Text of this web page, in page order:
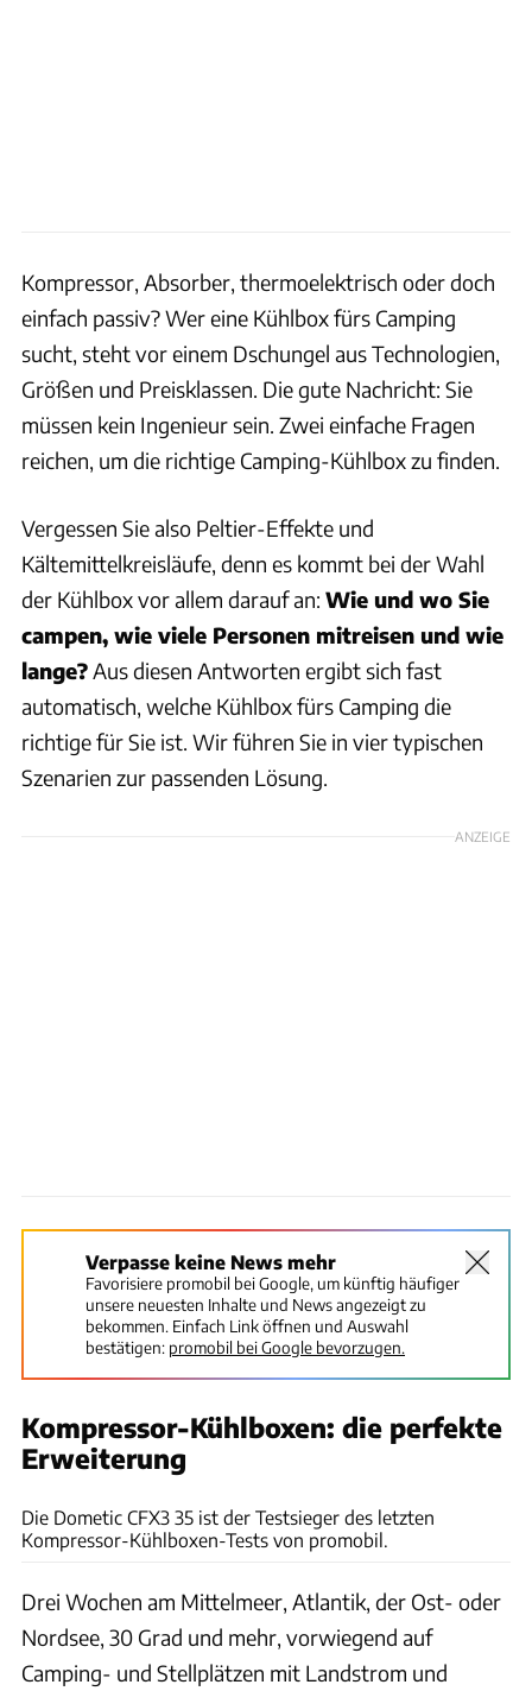
Kompressor, Absorber, thermoelektrisch oder doch
einfach passiv? Wer eine Kühlbox fürs Camping
sucht, steht vor einem Dschungel aus Technologien,
Größen und Preisklassen. Die gute Nachricht: Sie
müssen kein Ingenieur sein. Zwei einfache Fragen
reichen, um die richtige Camping-Kühlbox zu finden.
Vergessen Sie also Peltier-Effekte und
Kältemittelkreisläufe, denn es kommt bei der Wahl
der Kühlbox vor allem darauf an: Wie und wo Sie
campen, wie viele Personen mitreisen und wie
lange?Aus diesen Antworten ergibt sich fast
automatisch, welche Kühlbox fürs Camping die
richtige für Sie ist. Wir führen Sie in vier typischen
Szenarien zur passenden Lösung.
ANZEIGE
Verpasse keine News mehr
Favorisiere promobil bei Google, um künftig häufiger
unsere neuesten Inhalte und News angezeigt zu
bekommen. Einfach Link öffnen und Auswahl
bestätigen: promobil bei Google bevorzugen.
Kompressor-Kühlboxen: die perfekte
Erweiterung
Die Dometic CFX3 35 ist der Testsieger des letzten
Kompressor-Kühlboxen-Tests von promobil.
Drei Wochen am Mittelmeer, Atlantik, der Ost- oder
Nordsee, 30 Grad und mehr, vorwiegend auf
Camping- und Stellplätzen mit Landstrom und